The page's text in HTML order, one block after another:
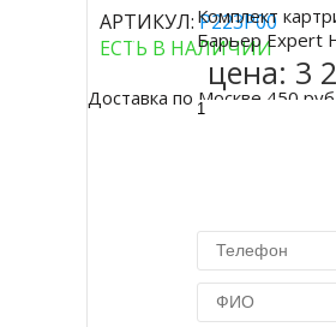
АРТИКУЛ:Р223Р00
ЕСТЬ В НАЛИЧИИ
Доставка по Москве 450 руб.
Купить
Комплект
Барьер Expert
цена: 3